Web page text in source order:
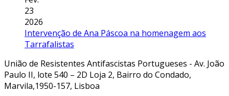
23
2026
Intervenção de Ana Páscoa na homenagem aos
Tarrafalistas
União de Resistentes Antifascistas Portugueses - Av. João
Paulo II, lote 540 – 2D Loja 2, Bairro do Condado,
Marvila,1950-157, Lisboa